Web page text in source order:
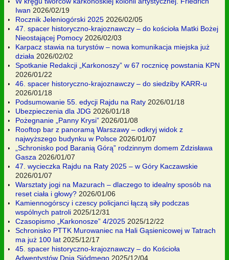
Iwan 2026/02/19
Rocznik Jeleniogórski 2025 2026/02/05
47. spacer historyczno-krajoznawczy – do kościoła Matki Bożej
Nieostającej Pomocy 2026/02/03
Karpacz stawia na turystów – nowa komunikacja miejska już
działa 2026/02/02
Spotkanie Redakcji „Karkonoszy” w 67 rocznicę powstania KPN
2026/01/22
46. spacer historyczno-krajoznawczy – do siedziby KARR-u
2026/01/18
Podsumowanie 55. edycji Rajdu na Raty 2026/01/18
Ubezpieczenia dla JDG 2026/01/18
Pożegnanie „Panny Krysi” 2026/01/08
Rooftop bar z panoramą Warszawy – odkryj widok z
najwyższego budynku w Polsce 2026/01/07
„Schronisko pod Baranią Górą” rodzinnym domem Zdzisława
Gasza 2026/01/07
47. wycieczka Rajdu na Raty 2025 – w Góry Kaczawskie
2026/01/07
Warsztaty jogi na Mazurach – dlaczego to idealny sposób na
reset ciała i głowy? 2026/01/06
Kamiennogórscy i czescy policjanci łączą siły podczas
wspólnych patroli 2025/12/31
Czasopismo „Karkonosze” 4/2025 2025/12/22
Schronisko PTTK Murowaniec na Hali Gąsienicowej w Tatrach
ma już 100 lat 2025/12/17
45. spacer historyczno-krajoznawczy – do Kościoła
Adwentystów Dnia Siódmego 2025/12/04